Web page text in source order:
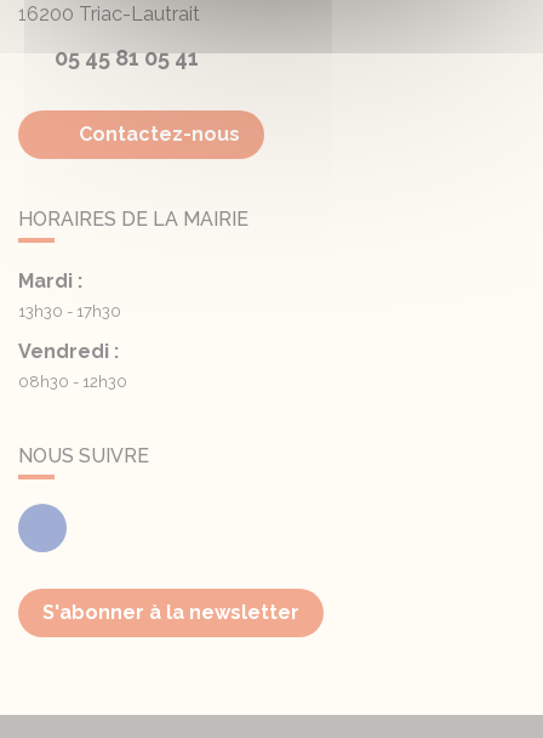
16200 Triac-Lautrait
05 45 81 05 41
Contactez-nous
HORAIRES DE LA MAIRIE
Mardi :
13h30 - 17h30
Vendredi :
08h30 - 12h30
NOUS SUIVRE
Facebook
S'abonner à la newsletter